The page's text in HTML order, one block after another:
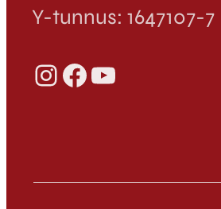
Y-tunnus: 1647107-7
InstagramFacebook YouTube